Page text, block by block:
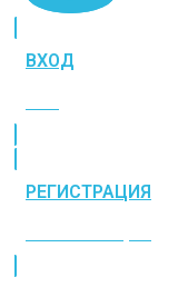
ВХОД
РЕГИСТРАЦИЯ